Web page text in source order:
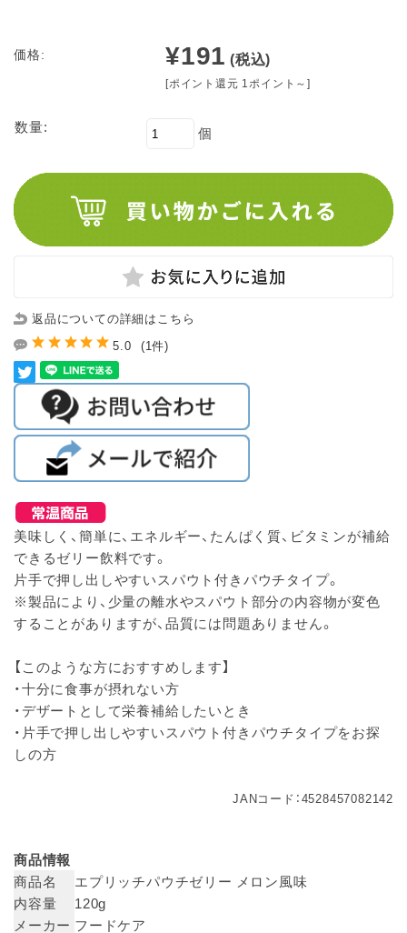
価格: ¥191 (税込)
[ポイント還元 1ポイント～]
数量: 個
返品についての詳細はこちら
5.0 (1件)
美味しく、簡単に、エネルギー、たんぱく質、ビタミンが補給
できるゼリー飲料です。
片手で押し出しやすいスパウト付きパウチタイプ。
※製品により、少量の離水やスパウト部分の内容物が変色
することがありますが、品質には問題ありません。
【このような方におすすめします】
・十分に食事が摂れない方
・デザートとして栄養補給したいとき
・片手で押し出しやすいスパウト付きパウチタイプをお探
しの方
JANコード：4528457082142
商品情報
商品名
エプリッチパウチゼリー メロン風味
内容量
120g
メーカー フードケア